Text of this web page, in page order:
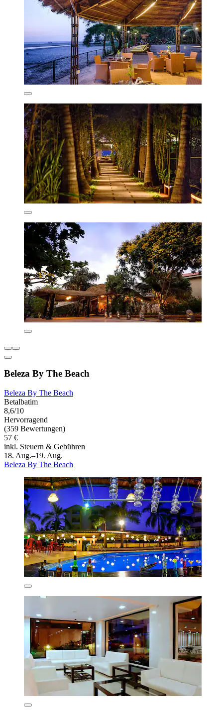
Beleza By The Beach
Beleza By The Beach
Betalbatim
8,6/10
Hervorragend
(359 Bewertungen)
57 €
inkl. Steuern & Gebühren
18. Aug.–19. Aug.
Beleza By The Beach